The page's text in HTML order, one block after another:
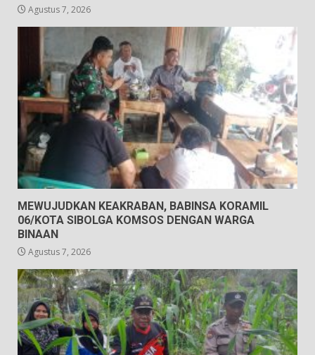
Agustus 7, 2026
MEWUJUDKAN KEAKRABAN, BABINSA KORAMIL
06/KOTA SIBOLGA KOMSOS DENGAN WARGA
BINAAN
Agustus 7, 2026